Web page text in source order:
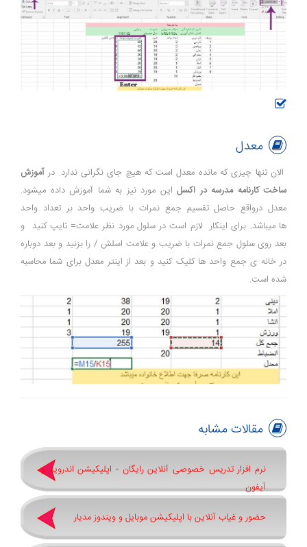
معدل
الان تنها چیزی که مانده معدل است که هیچ جای نگرانی ندارد. در آموزش
ساخت کارنامه مدرسه در اکسل این مورد نیز به شما آموزش داده میشود.
معدل درواقع حاصل تقسیم جمع نمرات با ضریب واحد بر تعداد واحد
ها میباشد. برای اینکار لازم است در سلول مورد نظر علامت= تایپ کنید و
بعد روی سلول جمع نمرات با ضریب و علامت اسلش / را بزنید و بعد دوباره
در خانه ی جمع واحد ها کلیک کنید و بعد از اینتر معدل برای شما محاسبه
شده است.
مقالات مشابه
نرم افزار تدریس خصوصی آنلاین رایگان - اپلیکیشن اندروید و
آیفون
حضور و غیاب آنلاین با اپلیکیشن موبایل و ویندوز مدیار